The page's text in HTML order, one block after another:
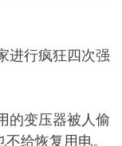
行疯狂四次强
变压器被人偷
给恢复用电。